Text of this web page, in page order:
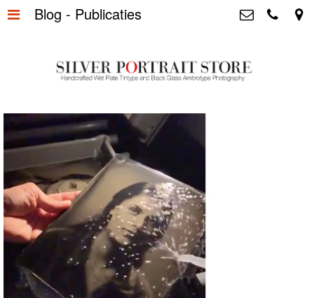
Silver Portraits S-M-L >
Silver Portrait XL-XXL >
Info Store
FAQ. >
Prijzen >
Over ons >
Blog - Publicaties >
Dutchphotography.nl
Utrechtsedwarsstraat 87, 1017 WD
+31 655163365
info@silverportraitstore.nl
Blog - Publicaties